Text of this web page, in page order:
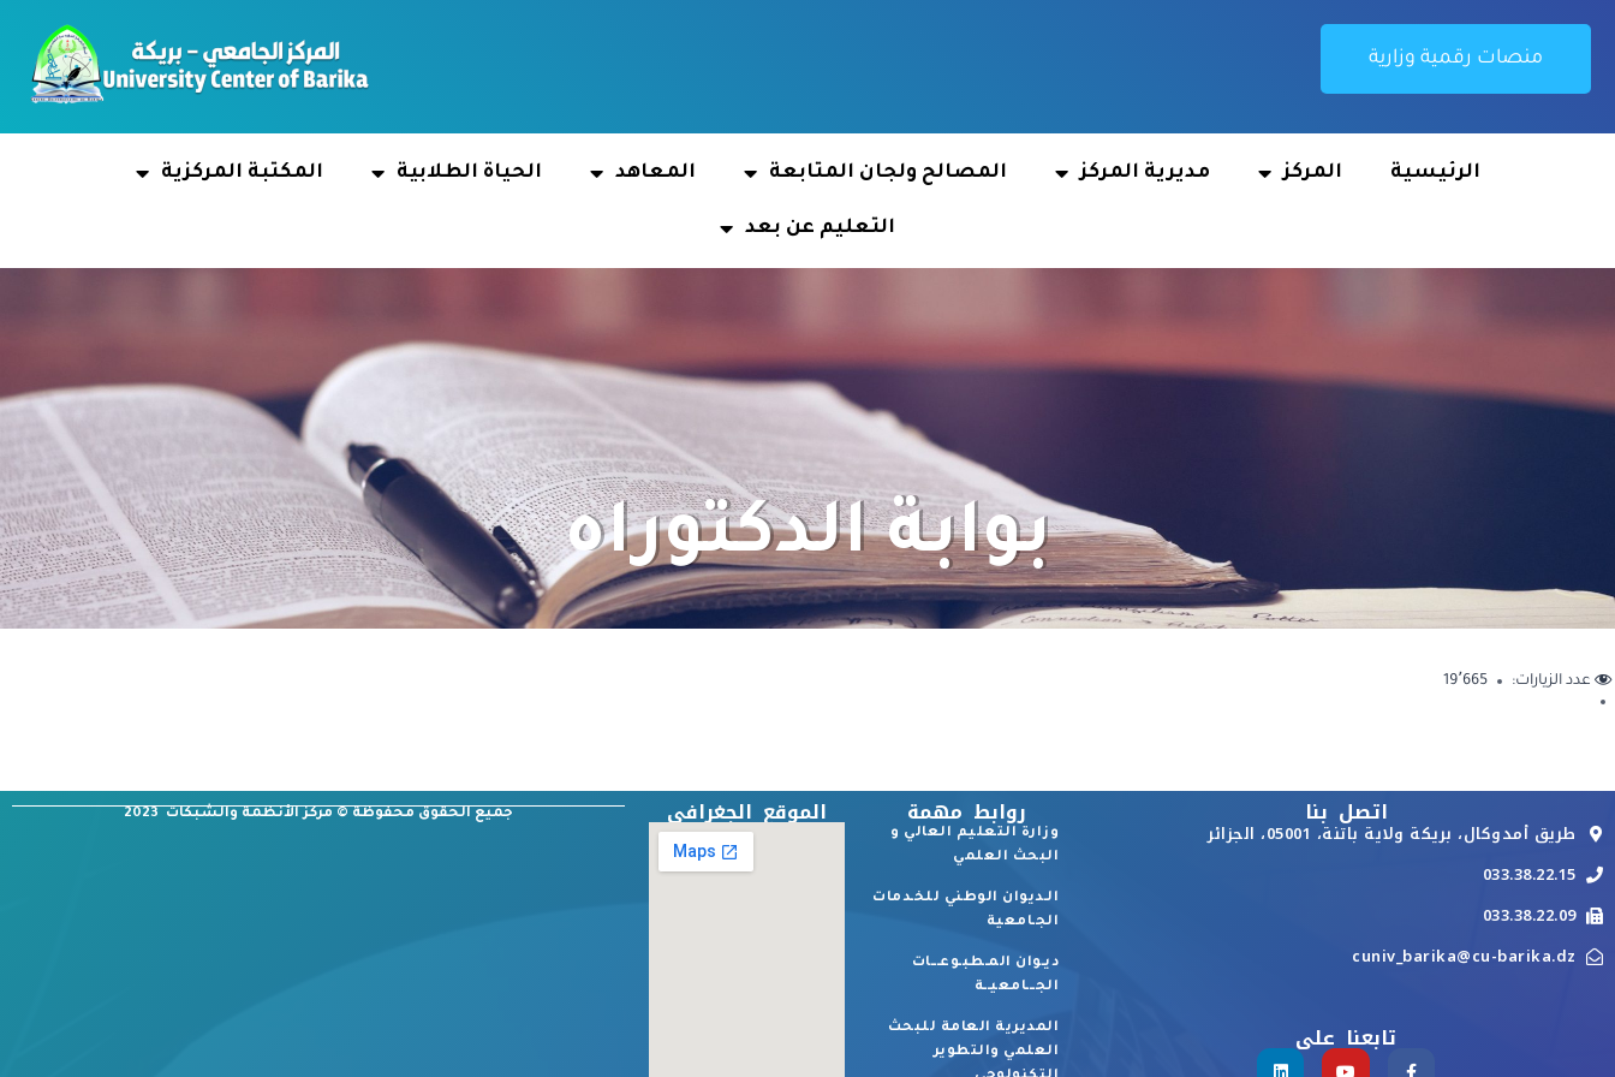
منصات رقمية وزارية
الرئيسية المركز مديرية المركز المصالح ولجان المتابعة المعاهد الحياة الطلابية المكتبة المركزية
التعليم عن بعد
بوابة الدكتوراه
عدد الزيارات: 19٬665
اتصل بنا
طريق أمدوكال، بريكة ولاية باتنة، 05001، الجزائر
033.38.22.15
033.38.22.09
cuniv_barika@cu-barika.dz
تابعنا على
روابط مهمة
وزارة التعليم العالي و
البحث العلمي
الـديوان الوطني للخـدمات
الجـامعية
ديـوان المـطبـوعـــات
الجـــامعيــة
المديرية العامة للبحث
العلمي والتطوير
الموقع الجغرافي جميع الحقوق محفوظة © مركز الأنظمة والشبكات 2023